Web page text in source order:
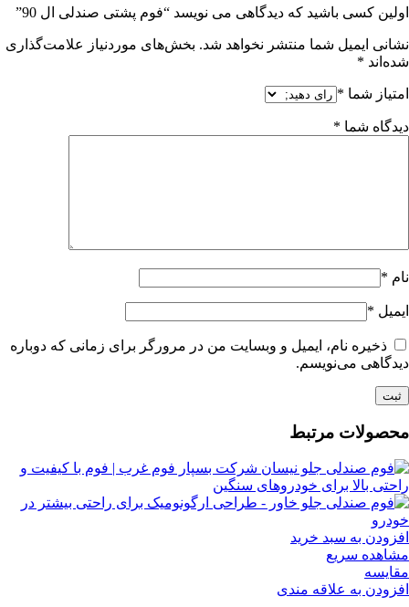
اولین کسی باشید که دیدگاهی می نویسد “فوم پشتی صندلی ال 90”
نشانی ایمیل شما منتشر نخواهد شد. بخش‌های موردنیاز علامت‌گذاری
شده‌اند *
امتیاز شما *
دیدگاه شما *
نام *
ایمیل *
ذخیره نام، ایمیل و وبسایت من در مرورگر برای زمانی که دوباره
دیدگاهی می‌نویسم.
محصولات مرتبط
افزودن به سبد خرید
مشاهده سریع
مقایسه
افزودن به علاقه مندی